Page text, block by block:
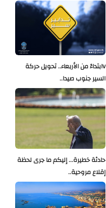
Vابتداءً من الأربعاء.. تحويل حركة
السير جنوب صيدا..
حادثة خطيرة... إليكم ما جرى لحظة
إقلاع مروحية..